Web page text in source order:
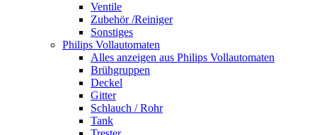
Ventile
Zubehör /Reiniger
Sonstiges
Philips Vollautomaten
Alles anzeigen aus Philips Vollautomaten
Brühgruppen
Deckel
Gitter
Schlauch / Rohr
Tank